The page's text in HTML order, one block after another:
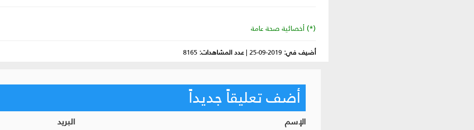
(*) أخصائية صحة عامة
أضيف في: 2019-09-25
|عدد المشاهدات: 8165
أضف تعليقاً جديداً
الإسم البريد